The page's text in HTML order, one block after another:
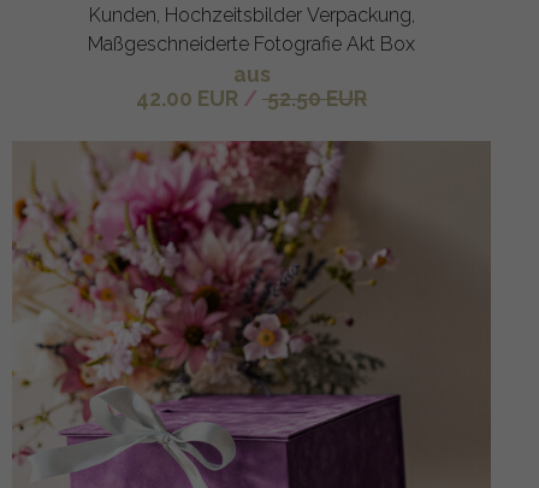
Kunden, Hochzeitsbilder Verpackung,
Maßgeschneiderte Fotografie Akt Box
aus
42.00 EUR / 52.50 EUR